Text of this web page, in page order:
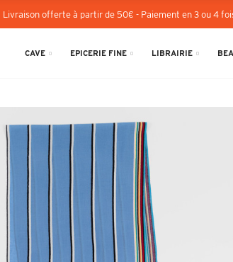
Livraison offerte à partir de 50€ - Paiement en 3 ou 4
CAVE EPICERIE FINE LIBRAIRIE